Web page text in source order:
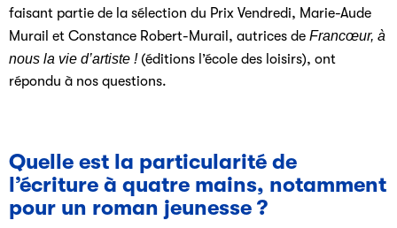
faisant partie de la sélection du Prix Vendredi, Marie-Aude
Murail et Constance Robert-Murail, autrices de Francœur, à
nous la vie d’artiste !(éditions l’école des loisirs), ont
répondu à nos questions.
Quelle est la particularité de
l’écriture à quatre mains, notamment
pour un roman jeunesse ?